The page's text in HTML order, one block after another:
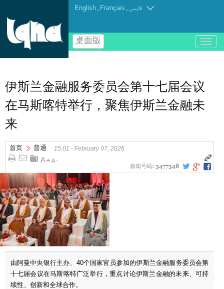
English . Français .فارسی
桌面版
باز
و
伊斯兰金融服务委员会第十七届会议
在马斯喀特举行，聚焦伊斯兰金融未
来
首页 普通 15:01 - February 07, 2026
新闻号码: 3477348
由阿曼中央银行主办、40个国家官员参加的伊斯兰金融服务委员会第
十七届会议在马斯喀特广泛举行，重点讨论伊斯兰金融的未来、可持
续性、创新和全球合作。